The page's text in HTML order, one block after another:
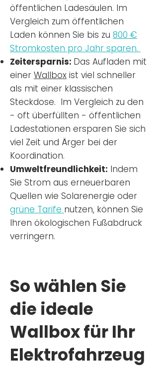
öffentlichen Ladesäulen. Im
Vergleich zum öffentlichen
Laden können Sie bis zu 800 €
Stromkosten pro Jahr sparen.
Zeitersparnis: Das Aufladen mit
einer Wallbox ist viel schneller
als mit einer klassischen
Steckdose. Im Vergleich zu den
- oft überfüllten - öffentlichen
Ladestationen ersparen Sie sich
viel Zeit und Ärger bei der
Koordination.
Umweltfreundlichkeit: Indem
Sie Strom aus erneuerbaren
Quellen wie Solarenergie oder
grüne Tarife nutzen, können Sie
Ihren ökologischen Fußabdruck
verringern.
So wählen Sie
die ideale
Wallbox für Ihr
Elektrofahrzeug